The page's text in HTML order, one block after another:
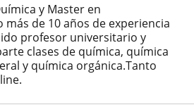
y Master en
más de 10 años de experiencia
profesor universitario y
clases de química, química
y química orgánica.Tanto